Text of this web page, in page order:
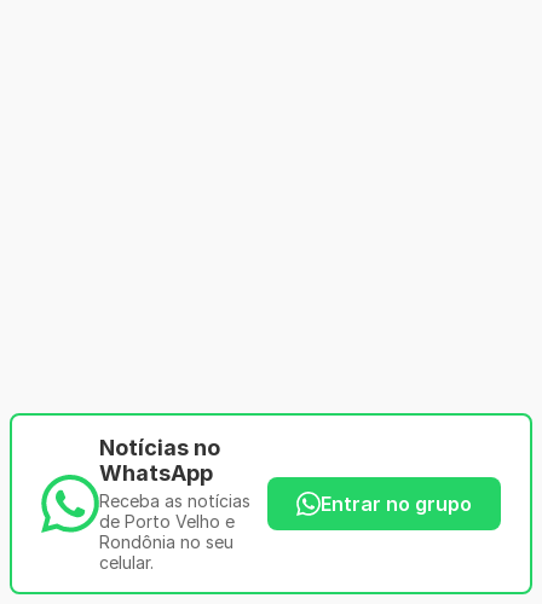
Notícias no
WhatsApp
Receba as notícias
de Porto Velho e
Rondônia no seu
celular.
Entrar no grupo